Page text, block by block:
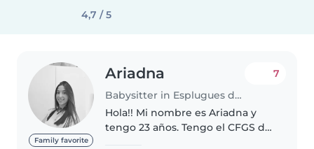
4,7 / 5
Family favorite
Ariadna
Babysitter in Esplugues de Llobregat
7
Hola!! Mi nombre es Ariadna y
tengo 23 años. Tengo el CFGS de